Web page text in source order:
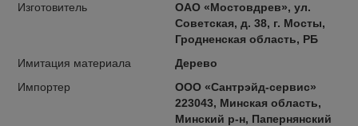
Изготовитель
ОАО «Мостовдрев», ул.
Советская, д. 38, г. Мосты,
Гродненская область, РБ
Имитация материала
Дерево
Импортер
ООО «Сантрэйд-сервис»
223043, Минская область,
Минский р-н, Папернянский